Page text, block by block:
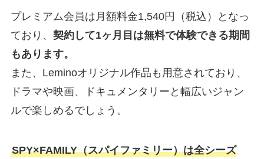
プレミアム会員は月額料金1,540円（税込）となっ
ており、 契約して1ヶ月目は無料で体験できる期間
もあります。
また、Leminoオリジナル作品も用意されており、
ドラマや映画、ドキュメンタリーと幅広いジャン
ルで楽しめるでしょう。
SPY×FAMILY（スパイファミリー）は全シーズ